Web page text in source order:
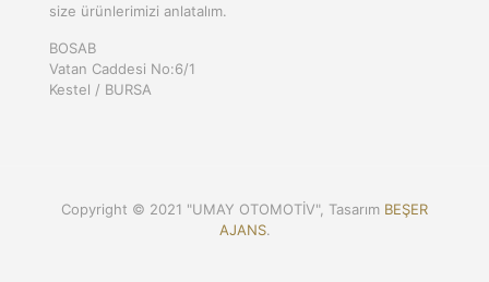
size ürünlerimizi anlatalım.
BOSAB
Vatan Caddesi No:6/1
Kestel / BURSA
Copyright © 2021 "UMAY OTOMOTİV", Tasarım BEŞER
AJANS.